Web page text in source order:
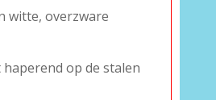
witte, overzware
op de stalen